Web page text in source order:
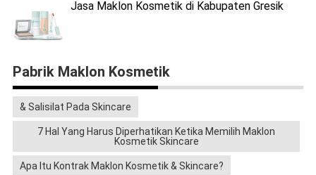
Jasa Maklon Kosmetik di Kabupaten Gresik
Pabrik Maklon Kosmetik
& Salisilat Pada Skincare
7 Hal Yang Harus Diperhatikan Ketika Memilih Maklon
Kosmetik Skincare
Apa Itu Kontrak Maklon Kosmetik & Skincare?